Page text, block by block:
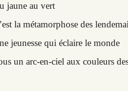
jaune au vert
la métamorphose des
jeunesse qui éclaire le monde
un arc-en-ciel aux couleurs